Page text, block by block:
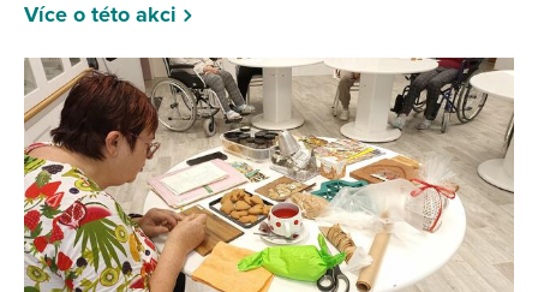
Více o této akci